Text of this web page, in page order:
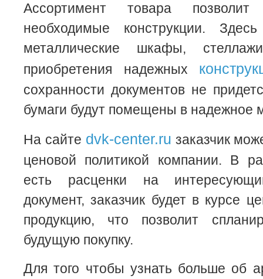
Ассортимент товара
необходимые конструкции.
металлические шкафы,
приобретения надежных
сохранности документов не
бумаги будут помещены в надежное
На сайте dvk-center.ru заказчик
ценовой политикой компании. В
есть расценки на
документ, заказчик будет в курсе
продукцию, что позволит
будущую покупку.
Для того чтобы узнать больше об